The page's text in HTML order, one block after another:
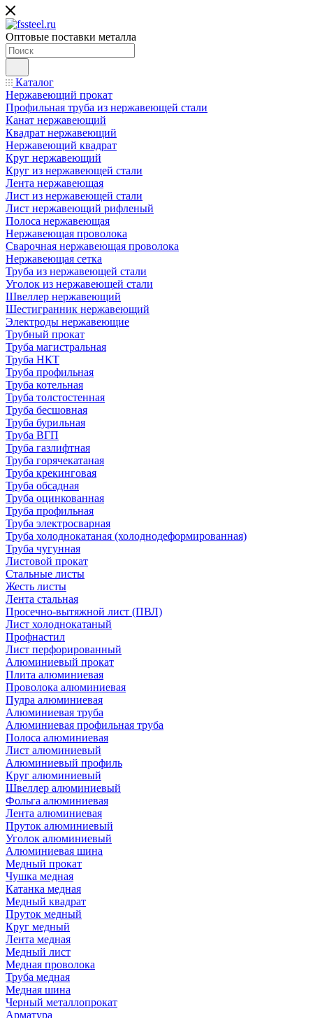
Оптовые поставки металла
Каталог
Нержавеющий прокат
Профильная труба из нержавеющей стали
Канат нержавеющий
Квадрат нержавеющий
Нержавеющий квадрат
Круг нержавеющий
Круг из нержавеющей стали
Лента нержавеющая
Лист из нержавеющей стали
Лист нержавеющий рифленый
Полоса нержавеющая
Нержавеющая проволока
Сварочная нержавеющая проволока
Нержавеющая сетка
Труба из нержавеющей стали
Уголок из нержавеющей стали
Швеллер нержавеющий
Шестигранник нержавеющий
Электроды нержавеющие
Трубный прокат
Труба магистральная
Труба НКТ
Труба профильная
Труба котельная
Труба толстостенная
Труба бесшовная
Труба бурильная
Труба ВГП
Труба газлифтная
Труба горячекатаная
Труба крекинговая
Труба обсадная
Труба оцинкованная
Труба профильная
Труба электросварная
Труба холоднокатаная (холоднодеформированная)
Труба чугунная
Листовой прокат
Стальные листы
Жесть листы
Лента стальная
Просечно-вытяжной лист (ПВЛ)
Лист холоднокатаный
Профнастил
Лист перфорированный
Алюминиевый прокат
Плита алюминиевая
Проволока алюминиевая
Пудра алюминиевая
Алюминиевая труба
Алюминиевая профильная труба
Полоса алюминиевая
Лист алюминиевый
Алюминиевый профиль
Круг алюминиевый
Швеллер алюминиевый
Фольга алюминиевая
Лента алюминиевая
Пруток алюминиевый
Уголок алюминиевый
Алюминиевая шина
Медный прокат
Чушка медная
Катанка медная
Медный квадрат
Пруток медный
Круг медный
Лента медная
Медный лист
Медная проволока
Труба медная
Медная шина
Черный металлопрокат
Арматура